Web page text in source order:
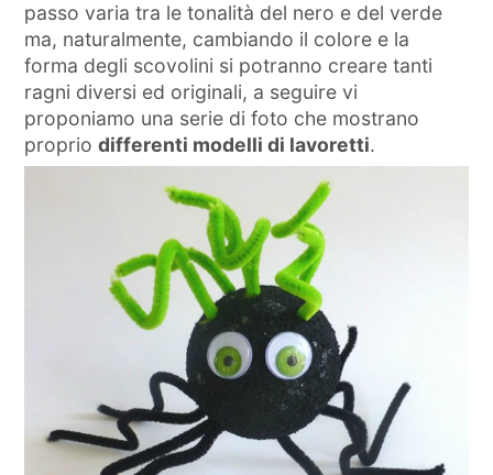
passo varia tra le tonalità del nero e del verde
ma, naturalmente, cambiando il colore e la
forma degli scovolini si potranno creare tanti
ragni diversi ed originali, a seguire vi
proponiamo una serie di foto che mostrano
propriodifferenti modelli di lavoretti.